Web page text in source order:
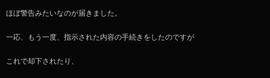
ほぼ警告みたいなのが届きました。
一応、もう一度、指示された内容の手続きをしたのですが
これで却下されたり、